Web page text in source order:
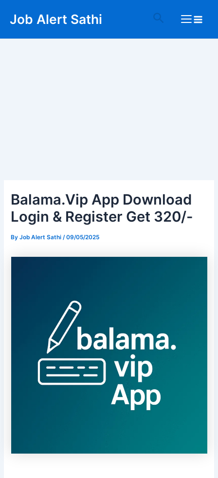
Job Alert Sathi Search
Balama.Vip App Download
Login & Register Get 320/-
ByJob Alert Sathi /09/05/2025
navigation